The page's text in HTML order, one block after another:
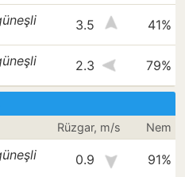
3.5 41%
2.3 79%
Rüzgar, m/s Nem
0.9 91%